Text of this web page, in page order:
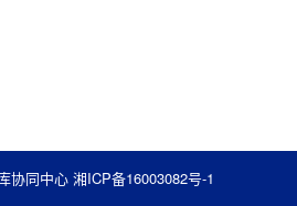
协同中心 湘ICP备16003082号-1